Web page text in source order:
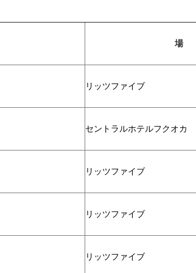
場
リッツファイブ
セントラルホテルフクオカ
リッツファイブ
リッツファイブ
リッツファイブ